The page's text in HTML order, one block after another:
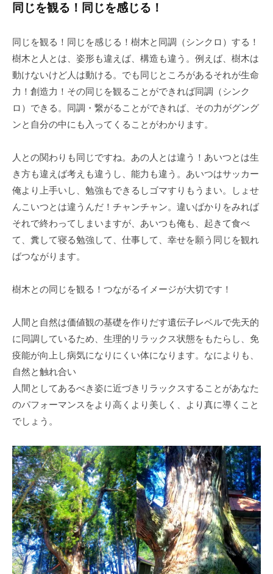
同じを観る！同じを感じる！
同じを観る！同じを感じる！樹木と同調（シンクロ）する！
樹木と人とは、姿形も違えば、構造も違う。例えば、樹木は
動けないけど人は動ける。でも同じところがあるそれが生命
力！創造力！その同じを観ることができれば同調（シンク
ロ）できる。同調・繋がることができれば、その力がグング
ンと自分の中にも入ってくることがわかります。
人との関わりも同じですね。あの人とは違う！あいつとは生
き方も違えば考えも違うし、能力も違う。あいつはサッカー
俺より上手いし、勉強もできるしゴマすりもうまい。しょせ
んこいつとは違うんだ！チャンチャン。違いばかりをみれば
それで終わってしまいますが、あいつも俺も、起きて食べ
て、糞して寝る勉強して、仕事して、幸せを願う同じを観れ
ばつながります。
樹木との同じを観る！つながるイメージが大切です！
人間と自然は価値観の基礎を作りだす遺伝子レベルで先天的
に同調しているため、生理的リラックス状態をもたらし、免
疫能が向上し病気になりにくい体になります。なによりも、
自然と触れ合い
人間としてあるべき姿に近づきリラックスすることがあなた
のパフォーマンスをより高くより美しく、より真に導くこと
でしょう。